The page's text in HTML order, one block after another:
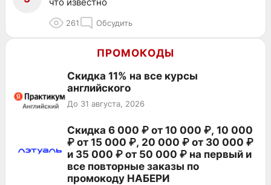
261 Обсудить
ПРОМОКОДЫ
Скидка 11% на все курсы
английского
До 31 августа, 2026
Скидка 6 000 ₽ от 10 000 ₽, 10 000
₽ от 15 000 ₽, 20 000 ₽ от 30 000 ₽
и 35 000 ₽ от 50 000 ₽ на первый и
все повторные заказы по
промокоду НАБЕРИ